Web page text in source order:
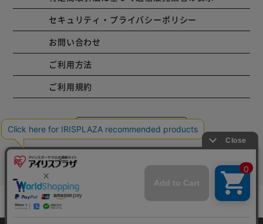
在庫切れ mail_outline入荷したらメールでお知らせ
セキュリティ・プライバシーポリシー
お問い合わせ
ご利用方法
ご利用規約
コーポレートサイト